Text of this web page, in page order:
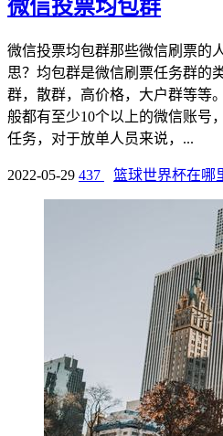
微信投票均包群
微信投票均包群那些微信刷票的
思？均包群是微信刷票任务群的
群，散群，高价格，大户群等等
般都有至少10个以上的微信账号
任务，对于放单人员来说，...
2022-05-29 437 篮球世界杯在哪